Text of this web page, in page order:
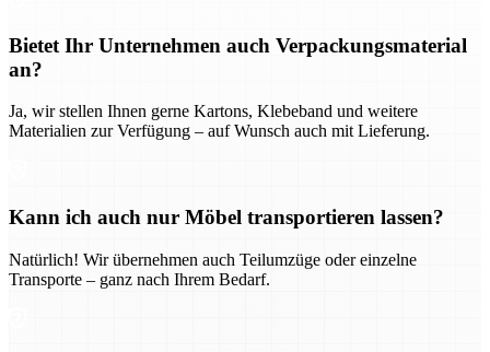
Bietet Ihr Unternehmen auch Verpackungsmaterial
an?
Ja, wir stellen Ihnen gerne Kartons, Klebeband und weitere
Materialien zur Verfügung – auf Wunsch auch mit Lieferung.
Kann ich auch nur Möbel transportieren lassen?
Natürlich! Wir übernehmen auch Teilumzüge oder einzelne
Transporte – ganz nach Ihrem Bedarf.